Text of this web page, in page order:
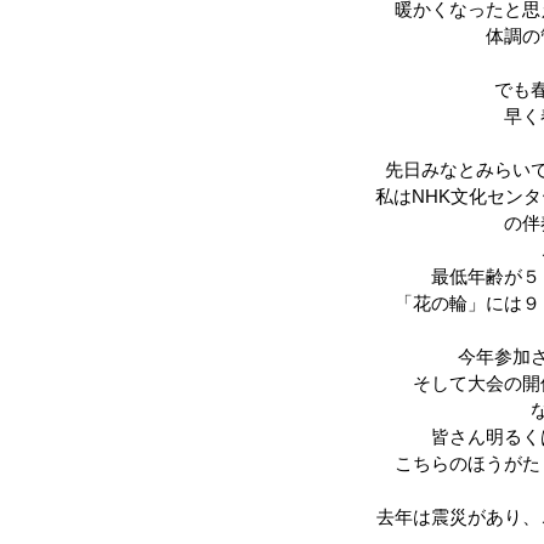
暖かくなったと
体調
でも
早
先日みなとみらい
私はNHK文化セン
の
最低年齢が
「花の輪」には
今年参加
そして大会の
皆さん明る
こちらのほうが
去年は震災があり